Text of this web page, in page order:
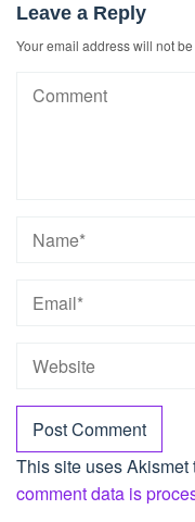
Leave a Reply
Your email address will not
This site uses Akismet
comment data is